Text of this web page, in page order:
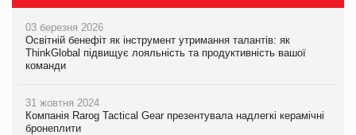
03 березня 2026
Освітній бенефіт як інструмент утримання талантів: як
ThinkGlobal підвищує лояльність та продуктивність вашої
команди
31 жовтня 2024
Компанія Rarog Tactical Gear презентувала надлегкі керамічні
бронеплити